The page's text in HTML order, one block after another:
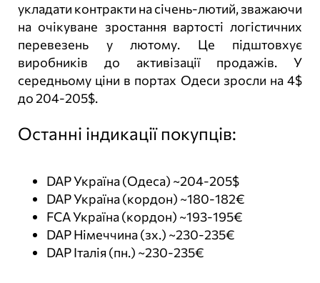
укладати контракти на січень-лютий, зважаючи
на очікуване зростання вартості логістичних
перевезень у лютому. Це підштовхує
виробників до активізації продажів. У
середньому ціни в портах Одеси зросли на 4$
до 204-205$.
Останні індикації покупців:
DAP Україна (Одеса) ~204-205$
DAP Україна (кордон) ~180-182€
FCA Україна (кордон) ~193-195€
DAP Німеччина (зх.) ~230-235€
DAP Італія (пн.) ~230-235€